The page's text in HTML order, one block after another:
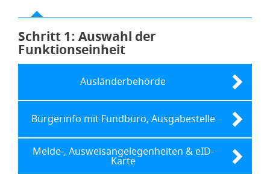
Schritt 1von 6
: Auswahl der
Funktionseinheit
Ausländerbehörde
Bürgerinfo mit Fundbüro, Ausgabestelle
Melde-, Ausweisangelegenheiten & eID-
Karte